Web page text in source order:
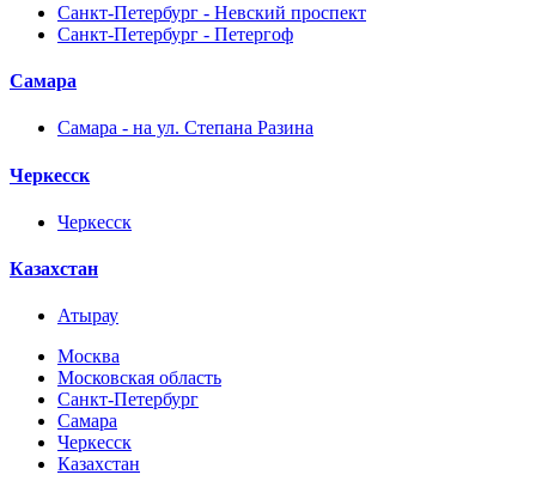
Санкт-Петербург - Невский проспект
Санкт-Петербург - Петергоф
Самара
Самара - на ул. Степана Разина
Черкесск
Черкесск
Казахстан
Атырау
Москва
Московская область
Санкт-Петербург
Самара
Черкесск
Казахстан